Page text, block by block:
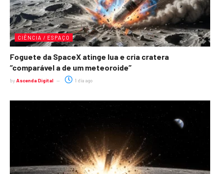
CIÊNCIA / ESPAÇO
Foguete da SpaceX atinge lua e cria cratera
“comparável a de um meteoroide”
by Ascenda Digital 1 dia ago